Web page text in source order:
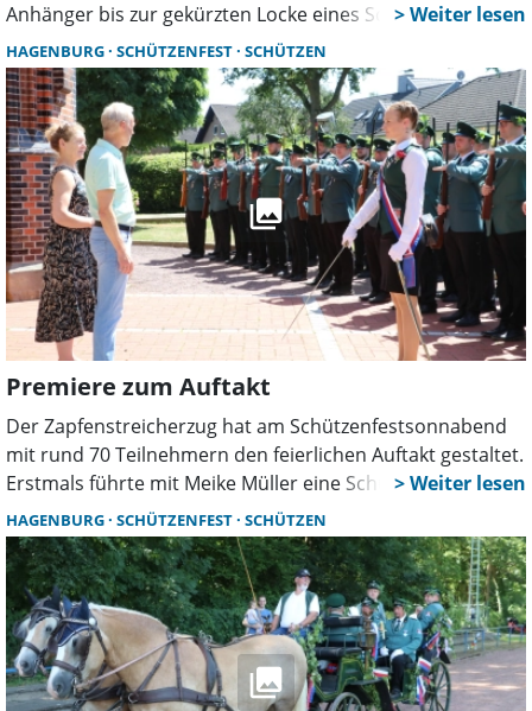
Anhänger bis zur gekürzten Locke eines Schützen reichte
das Programm. Beim Antreten des Bataillons zeigte sich
die Mischung aus Disziplin, Brauchtum und Geselligkeit.
HAGENBURG SCHÜTZENFEST SCHÜTZEN
Premiere zum Auftakt
Der Zapfenstreicherzug hat am Schützenfestsonnabend
mit rund 70 Teilnehmern den feierlichen Auftakt gestaltet.
Erstmals führte mit Meike Müller eine Schützin den Zug
an. Am Ehrenmal wurde der Opfer der Weltkriege
gedacht, bevor der Rundmarsch mit 16 Stationen begann.
HAGENBURG SCHÜTZENFEST SCHÜTZEN